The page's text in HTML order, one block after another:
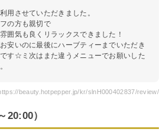
用させていただきました。
の方も親切で
囲気も良くリラックスできました！
安いのに最後にハーブティーまでいただき
す☆ミ次はまた違うメニューでお願いした
beauty.hotpepper.jp/kr/slnH000402837/review/
）